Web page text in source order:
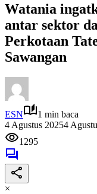
Watania
antar sektor
Perkotaan
Sawangan
ESN
1 min baca
4 Agustus 20254
1295
×